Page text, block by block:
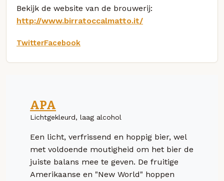
Bekijk de website van de brouwerij:
http://www.birratoccalmatto.it/
TwitterFacebook
APA
Lichtgekleurd, laag alcohol
Een licht, verfrissend en hoppig bier, wel
met voldoende moutigheid om het bier de
juiste balans mee te geven. De fruitige
Amerikaanse en "New World" hoppen